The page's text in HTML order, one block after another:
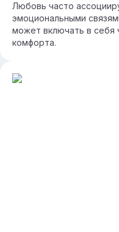
Любовь часто
эмоциональными
может включать в себя
комфорта.